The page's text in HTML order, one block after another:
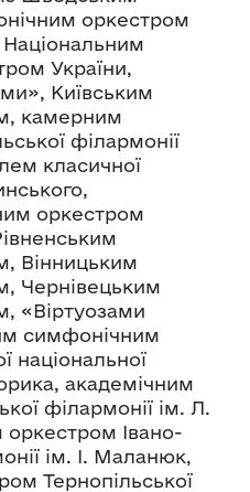
оркестром
Національним
України,
Київським
камерним
філармонії
класичної
оркестром
Вінницьким
Чернівецьким
«Віртуозами
симфонічним
національної
академічним
філармонії ім. Л.
оркестром Івано-
ім. І. Маланюк,
Тернопільської